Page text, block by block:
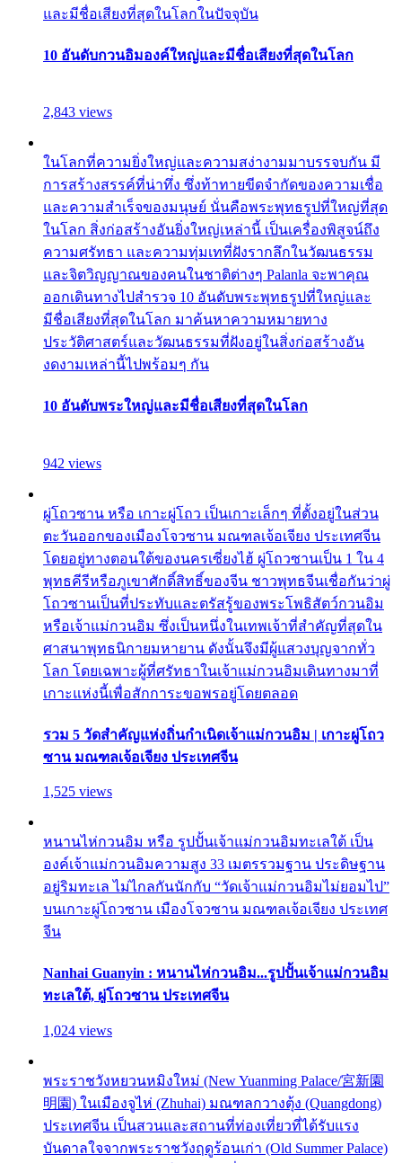
และมีชื่อเสียงที่สุดในโลกในปัจจุบัน
10 อันดับกวนอิมองค์ใหญ่และมีชื่อเสียงที่สุดในโลก
2,843 views
ในโลกที่ความยิ่งใหญ่และความสง่างามมาบรรจบกัน มี
การสร้างสรรค์ที่น่าทึ่ง ซึ่งท้าทายขีดจำกัดของความเชื่อ
และความสำเร็จของมนุษย์ นั่นคือพระพุทธรูปที่ใหญ่ที่สุด
ในโลก สิ่งก่อสร้างอันยิ่งใหญ่เหล่านี้ เป็นเครื่องพิสูจน์ถึง
ความศรัทธา และความทุ่มเทที่ฝังรากลึกในวัฒนธรรม
และจิตวิญญาณของคนในชาติต่างๆ Palanla จะพาคุณ
ออกเดินทางไปสำรวจ 10 อันดับพระพุทธรูปที่ใหญ่และ
มีชื่อเสียงที่สุดในโลก มาค้นหาความหมายทาง
ประวัติศาสตร์และวัฒนธรรมที่ฝังอยู่ในสิ่งก่อสร้างอัน
งดงามเหล่านี้ไปพร้อมๆ กัน
10 อันดับพระใหญ่และมีชื่อเสียงที่สุดในโลก
942 views
ผู่โถวซาน หรือ เกาะผู่โถว เป็นเกาะเล็กๆ ที่ตั้งอยู่ในส่วน
ตะวันออกของเมืองโจวซาน มณฑลเจ้อเจียง ประเทศจีน
โดยอยู่ทางตอนใต้ของนครเซี่ยงไฮ้ ผู่โถวซานเป็น 1 ใน 4
พุทธคีรีหรือภูเขาศักดิ์สิทธิ์ของจีน ชาวพุทธจีนเชื่อกันว่าผู่
โถวซานเป็นที่ประทับและตรัสรู้ของพระโพธิสัตว์กวนอิม
หรือเจ้าแม่กวนอิม ซึ่งเป็นหนึ่งในเทพเจ้าที่สำคัญที่สุดใน
ศาสนาพุทธนิกายมหายาน ดังนั้นจึงมีผู้แสวงบุญจากทั่ว
โลก โดยเฉพาะผู้ที่ศรัทธาในเจ้าแม่กวนอิมเดินทางมาที่
เกาะแห่งนี้เพื่อสักการะขอพรอยู่โดยตลอด
รวม 5 วัดสำคัญแห่งถิ่นกำเนิดเจ้าแม่กวนอิม | เกาะผู่โถว
ซาน มณฑลเจ้อเจียง ประเทศจีน
1,525 views
หนานไห่กวนอิม หรือ รูปปั้นเจ้าแม่กวนอิมทะเลใต้ เป็น
องค์เจ้าแม่กวนอิมความสูง 33 เมตรรวมฐาน ประดิษฐาน
อยู่ริมทะเล ไม่ไกลกันนักกับ “วัดเจ้าแม่กวนอิมไม่ยอมไป”
บนเกาะผู่โถวซาน เมืองโจวซาน มณฑลเจ้อเจียง ประเทศ
จีน
Nanhai Guanyin : หนานไห่กวนอิม...รูปปั้นเจ้าแม่กวนอิม
ทะเลใต้, ผู่โถวซาน ประเทศจีน
1,024 views
พระราชวังหยวนหมิงใหม่ (New Yuanming Palace/宮新園
明園) ในเมืองจูไห่ (Zhuhai) มณฑลกวางตุ้ง (Quangdong)
ประเทศจีน เป็นสวนและสถานที่ท่องเที่ยวที่ได้รับแรง
บันดาลใจจากพระราชวังฤดูร้อนเก่า (Old Summer Palace)